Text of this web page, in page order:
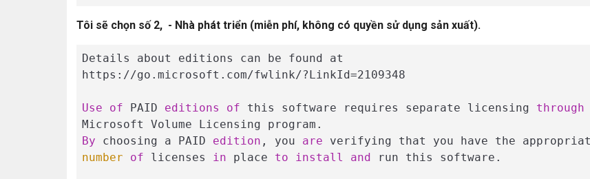
Tôi sẽ chọn số 2, - Nhà phát triển (miễn phí, không có quyền sử dụng sản xuất).
Details about editions can be found at
https://go.microsoft.com/fwlink/?LinkId=2109348
Use of PAID editions of this software requires separate licensing through
By choosing a PAID edition , you are
number
of licenses in place to install and run this software.